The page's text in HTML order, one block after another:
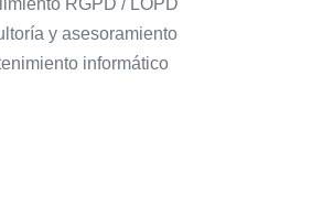
RGPD / LOPD
y asesoramiento
informático